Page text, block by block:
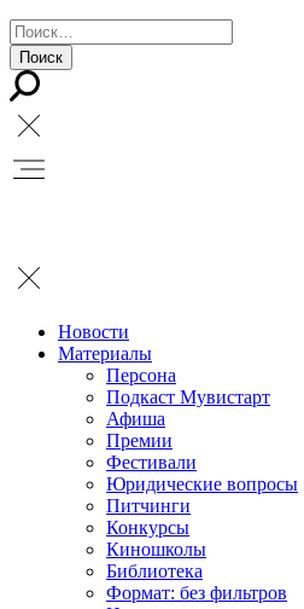
Новости
Материалы
Персона
Подкаст Мувистарт
Афиша
Премии
Фестивали
Юридические вопросы
Питчинги
Конкурсы
Киношколы
Библиотека
Формат: без фильтров